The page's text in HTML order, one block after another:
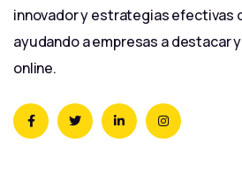
innovador y estrategias efectivas
ayudando a empresas a destacar
online.